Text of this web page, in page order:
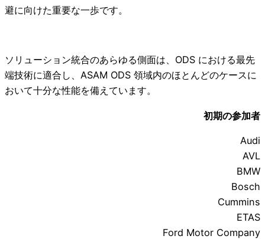
避に向けた重要な一歩です。
ソリューション統合のあらゆる側面は、ODS における最先
端技術に適合し、ASAM ODS 領域内のほとんどのケースに
おいて十分な性能を備えています。
初期の参加者
Audi
AVL
BMW
Bosch
Cummins
ETAS
Ford Motor Company